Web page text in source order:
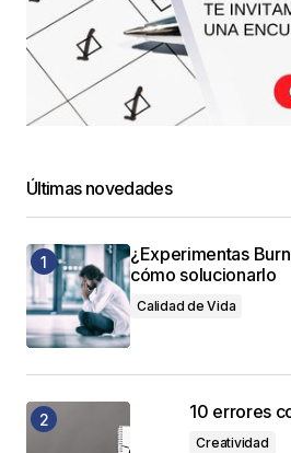
Últimas novedades
¿Experimentas
cómo solucionarlo
Calidad de Vida
10 errores
Creatividad